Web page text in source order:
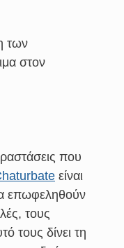
των
στον
που
είναι
επωφεληθούν
τους
τους δίνει τη